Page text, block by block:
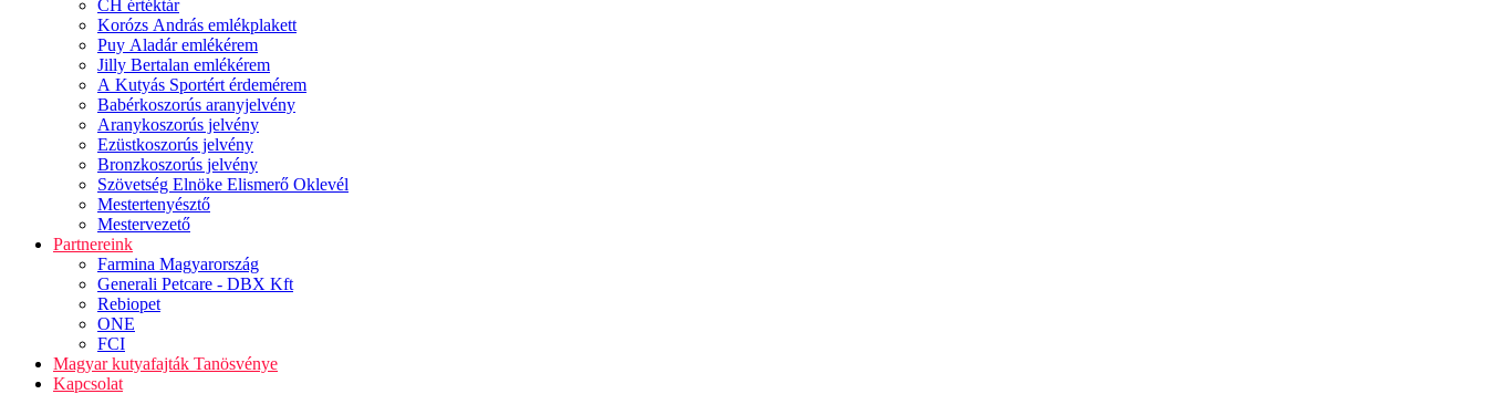
CH értéktár
Korózs András emlékplakett
Puy Aladár emlékérem
Jilly Bertalan emlékérem
A Kutyás Sportért érdemérem
Babérkoszorús aranyjelvény
Aranykoszorús jelvény
Ezüstkoszorús jelvény
Bronzkoszorús jelvény
Szövetség Elnöke Elismerő Oklevél
Mestertenyésztő
Mestervezető
Partnereink
Farmina Magyarország
Generali Petcare - DBX Kft
Rebiopet
ONE
FCI
Magyar kutyafajták Tanösvénye
Kapcsolat